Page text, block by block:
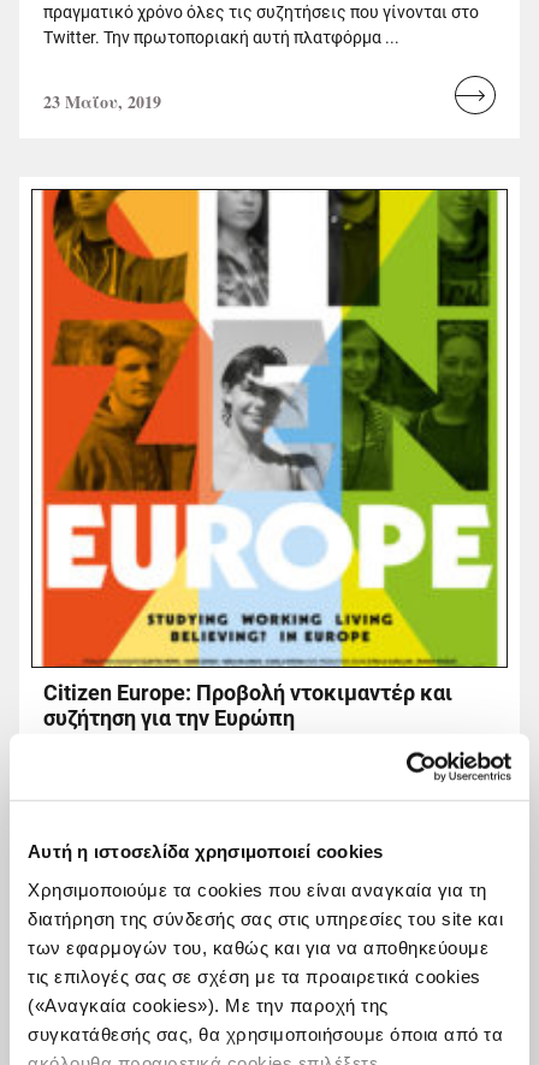
Αυτή η ιστοσελίδα χρησιμοποιεί cookies
Χρησιμοποιούμε τα cookies που είναι αναγκαία για τη
διατήρηση της σύνδεσής σας στις υπηρεσίες του site και
των εφαρμογών του, καθώς και για να αποθηκεύουμε
τις επιλογές σας σε σχέση με τα προαιρετικά cookies
(«Αναγκαία cookies»). Με την παροχή της
συγκατάθεσής σας, θα χρησιμοποιήσουμε όποια από τα
πραγματικό χρόνο όλες τις συζητήσεις που γίνονται στο
Twitter. Την πρωτοποριακή αυτή πλατφόρμα ...
23 Μαΐου, 2019
Read
Citizen Europe: Προβολή ντοκιμαντέρ και
συζήτηση για την Ευρώπη
Το iMEdD, ενόψει των Ευρωεκλογών, φιλοξενεί την
προβολή του ντοκιμαντέρ Citizen Europe. Μέσα από τις
20 Μαΐου, 2019
Read
more...